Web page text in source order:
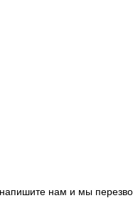
нам и мы